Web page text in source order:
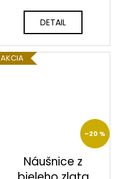
DETAIL
AKCIA
–20 %
Náušnice z